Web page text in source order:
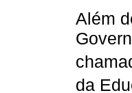
Além
da